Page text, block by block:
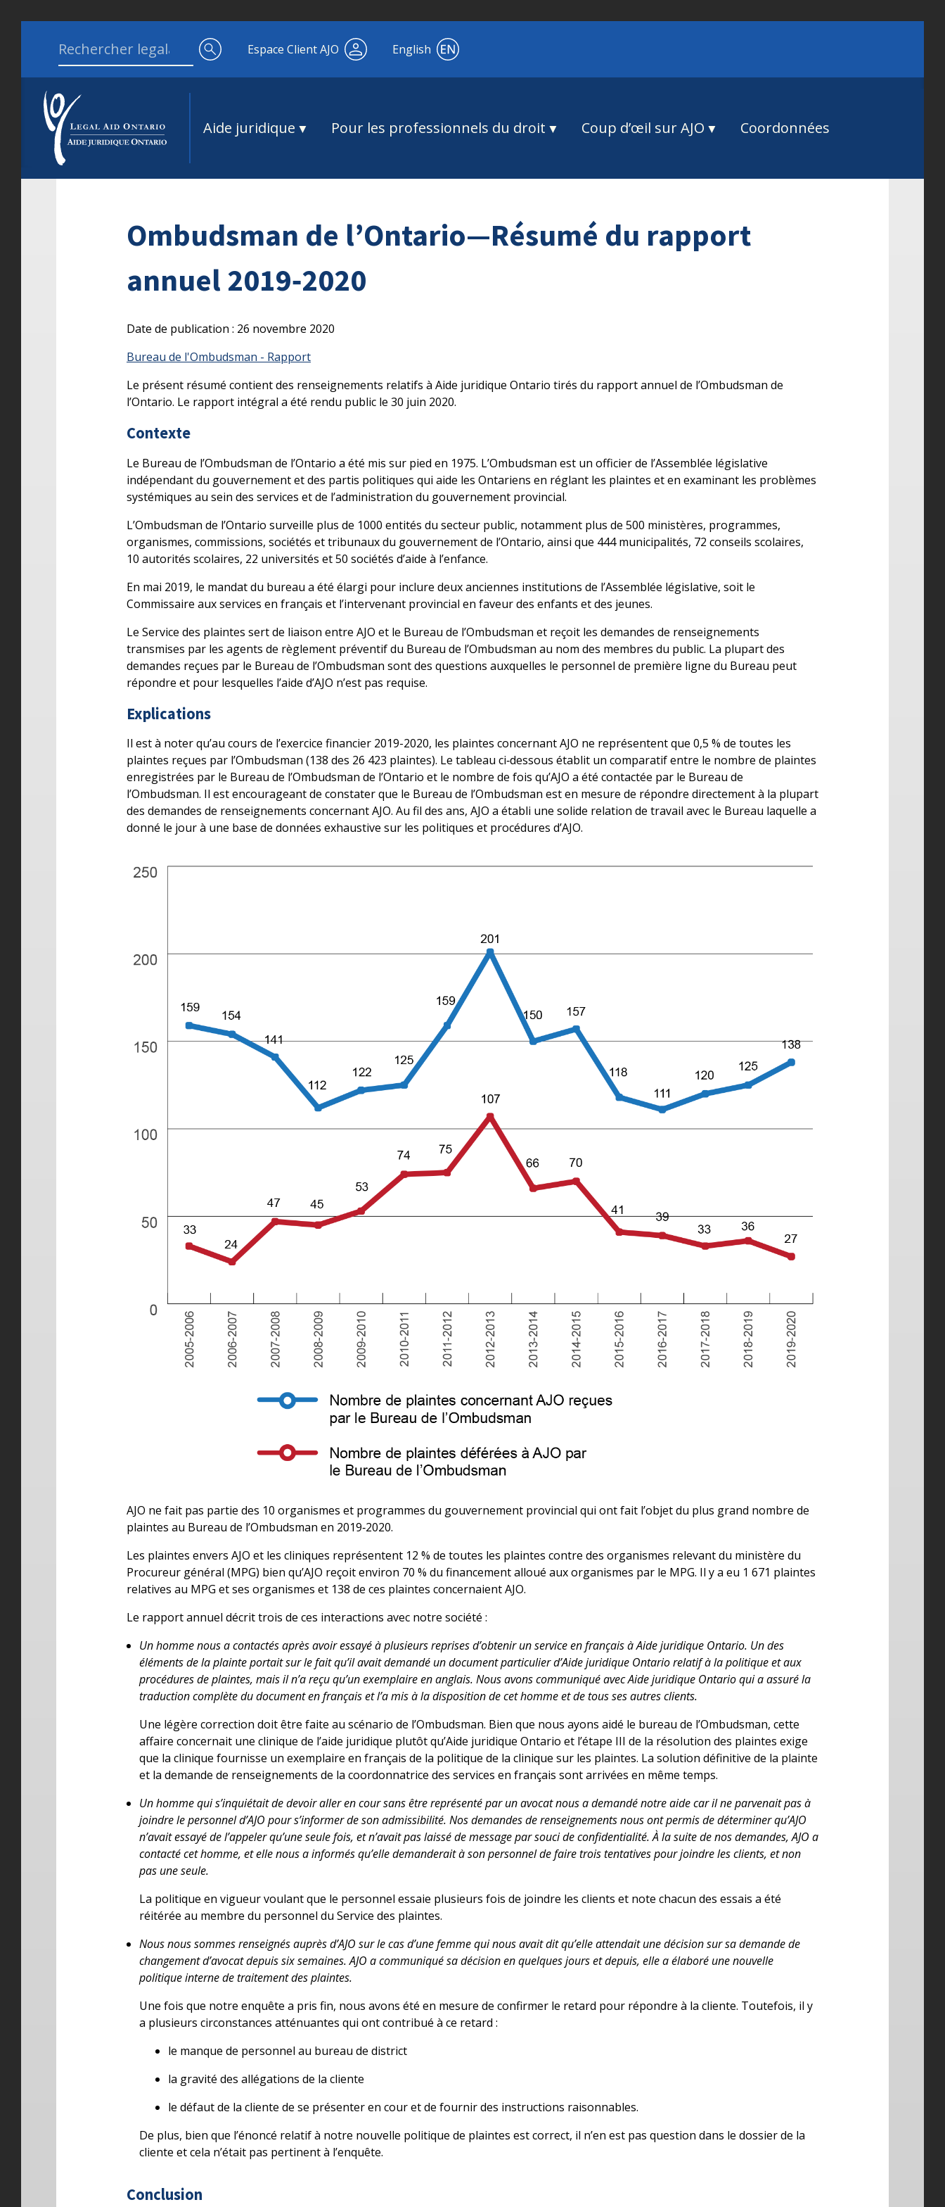
Search for:
Espace Client AJO English
Aide juridique Pour les professionnels du droit Coup d’œil sur AJO Coordonnées
Ombudsman de l’Ontario—Résumé du rapport
annuel 2019‑2020
Date de publication : 26 novembre 2020
Bureau de l'Ombudsman - Rapport
Le présent résumé contient des renseignements relatifs à Aide juridique Ontario tirés du rapport annuel de l’Ombudsman de
l’Ontario. Le rapport intégral a été rendu public le 30 juin 2020.
Contexte
Le Bureau de l’Ombudsman de l’Ontario a été mis sur pied en 1975. L’Ombudsman est un officier de l’Assemblée législative
indépendant du gouvernement et des partis politiques qui aide les Ontariens en réglant les plaintes et en examinant les problèmes
systémiques au sein des services et de l’administration du gouvernement provincial.
L’Ombudsman de l’Ontario surveille plus de 1000 entités du secteur public, notamment plus de 500 ministères, programmes,
organismes, commissions, sociétés et tribunaux du gouvernement de l’Ontario, ainsi que 444 municipalités, 72 conseils scolaires,
10 autorités scolaires, 22 universités et 50 sociétés d’aide à l’enfance.
En mai 2019, le mandat du bureau a été élargi pour inclure deux anciennes institutions de l’Assemblée législative, soit le
Commissaire aux services en français et l’intervenant provincial en faveur des enfants et des jeunes.
Le Service des plaintes sert de liaison entre AJO et le Bureau de l’Ombudsman et reçoit les demandes de renseignements
transmises par les agents de règlement préventif du Bureau de l’Ombudsman au nom des membres du public. La plupart des
demandes reçues par le Bureau de l’Ombudsman sont des questions auxquelles le personnel de première ligne du Bureau peut
répondre et pour lesquelles l’aide d’AJO n’est pas requise.
Explications
Il est à noter qu’au cours de l’exercice financier 2019-2020, les plaintes concernant AJO ne représentent que 0,5 % de toutes les
plaintes reçues par l’Ombudsman (138 des 26 423 plaintes). Le tableau ci‑dessous établit un comparatif entre le nombre de plaintes
enregistrées par le Bureau de l’Ombudsman de l’Ontario et le nombre de fois qu’AJO a été contactée par le Bureau de
l’Ombudsman. Il est encourageant de constater que le Bureau de l’Ombudsman est en mesure de répondre directement à la plupart
des demandes de renseignements concernant AJO. Au fil des ans, AJO a établi une solide relation de travail avec le Bureau laquelle a
donné le jour à une base de données exhaustive sur les politiques et procédures d’AJO.
AJO ne fait pas partie des 10 organismes et programmes du gouvernement provincial qui ont fait l’objet du plus grand nombre de
plaintes au Bureau de l’Ombudsman en 2019‑2020.
Les plaintes envers AJO et les cliniques représentent 12 % de toutes les plaintes contre des organismes relevant du ministère du
Procureur général (MPG) bien qu’AJO reçoit environ 70 % du financement alloué aux organismes par le MPG. Il y a eu 1 671 plaintes
relatives au MPG et ses organismes et 138 de ces plaintes concernaient AJO.
Le rapport annuel décrit trois de ces interactions avec notre société :
Un homme nous a contactés après avoir essayé à plusieurs reprises d’obtenir un service en français à Aide juridique Ontario. Un des
éléments de la plainte portait sur le fait qu’il avait demandé un document particulier d’Aide juridique Ontario relatif à la politique et aux
procédures de plaintes, mais il n’a reçu qu’un exemplaire en anglais. Nous avons communiqué avec Aide juridique Ontario qui a assuré la
traduction complète du document en français et l’a mis à la disposition de cet homme et de tous ses autres clients.
Une légère correction doit être faite au scénario de l’Ombudsman. Bien que nous ayons aidé le bureau de l’Ombudsman, cette
affaire concernait une clinique de l’aide juridique plutôt qu’Aide juridique Ontario et l’étape III de la résolution des plaintes exige
que la clinique fournisse un exemplaire en français de la politique de la clinique sur les plaintes. La solution définitive de la plainte
et la demande de renseignements de la coordonnatrice des services en français sont arrivées en même temps.
Un homme qui s’inquiétait de devoir aller en cour sans être représenté par un avocat nous a demandé notre aide car il ne parvenait pas à
joindre le personnel d’AJO pour s’informer de son admissibilité. Nos demandes de renseignements nous ont permis de déterminer qu’AJO
n’avait essayé de l’appeler qu’une seule fois, et n’avait pas laissé de message par souci de confidentialité. À la suite de nos demandes, AJO a
contacté cet homme, et elle nous a informés qu’elle demanderait à son personnel de faire trois tentatives pour joindre les clients, et non
pas une seule.
La politique en vigueur voulant que le personnel essaie plusieurs fois de joindre les clients et note chacun des essais a été
réitérée au membre du personnel du Service des plaintes.
Nous nous sommes renseignés auprès d’AJO sur le cas d’une femme qui nous avait dit qu’elle attendait une décision sur sa demande de
changement d’avocat depuis six semaines. AJO a communiqué sa décision en quelques jours et depuis, elle a élaboré une nouvelle
politique interne de traitement des plaintes.
Une fois que notre enquête a pris fin, nous avons été en mesure de confirmer le retard pour répondre à la cliente. Toutefois, il y
a plusieurs circonstances atténuantes qui ont contribué à ce retard :
le manque de personnel au bureau de district
la gravité des allégations de la cliente
le défaut de la cliente de se présenter en cour et de fournir des instructions raisonnables.
De plus, bien que l’énoncé relatif à notre nouvelle politique de plaintes est correct, il n’en est pas question dans le dossier de la
cliente et cela n’était pas pertinent à l’enquête.
Conclusion